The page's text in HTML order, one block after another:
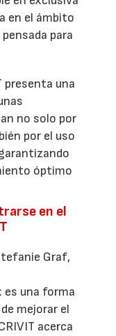
en el ámbito
para
presenta una
no solo por
por el uso
óptimo
en el
Graf,
una forma
mejorar el
acerca